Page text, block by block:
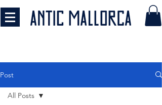
Post
All Posts